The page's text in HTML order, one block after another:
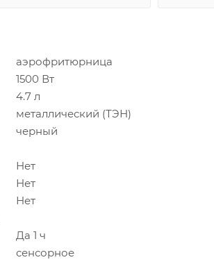
аэрофритюрница
1500 Вт
4.7 л
металлический (ТЭН)
черный
Нет
Нет
Нет
Да 1 ч
сенсорное